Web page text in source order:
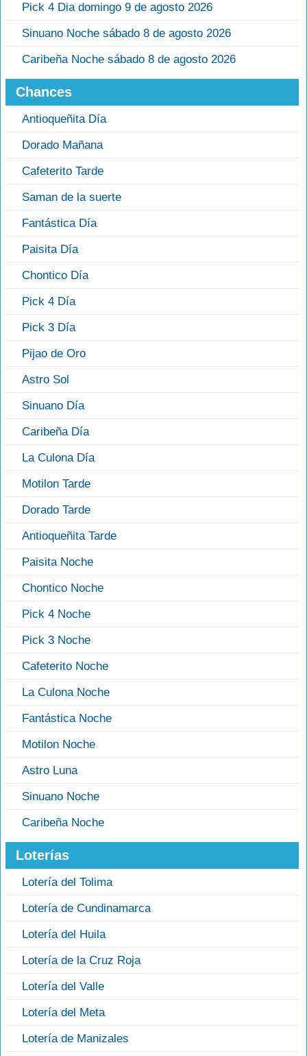
Pick 4 Dia domingo 9 de agosto 2026
Sinuano Noche sábado 8 de agosto 2026
Caribeña Noche sábado 8 de agosto 2026
Chances
Antioqueñita Día
Dorado Mañana
Cafeterito Tarde
Saman de la suerte
Fantástica Día
Paisita Día
Chontico Día
Pick 4 Día
Pick 3 Día
Pijao de Oro
Astro Sol
Sinuano Día
Caribeña Día
La Culona Día
Motilon Tarde
Dorado Tarde
Antioqueñita Tarde
Paisita Noche
Chontico Noche
Pick 4 Noche
Pick 3 Noche
Cafeterito Noche
La Culona Noche
Fantástica Noche
Motilon Noche
Astro Luna
Sinuano Noche
Caribeña Noche
Loterías
Lotería del Tolima
Lotería de Cundinamarca
Lotería del Huila
Lotería de la Cruz Roja
Lotería del Valle
Lotería del Meta
Lotería de Manizales